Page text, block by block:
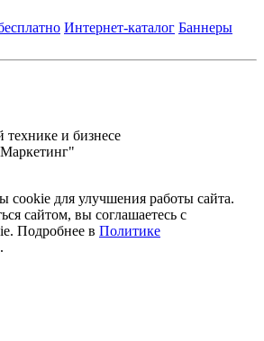
Интернет-каталог Баннеры
технике и бизнесе
для улучшения работы сайта.
сайтом, вы соглашаетесь с
Подробнее в Политике
.